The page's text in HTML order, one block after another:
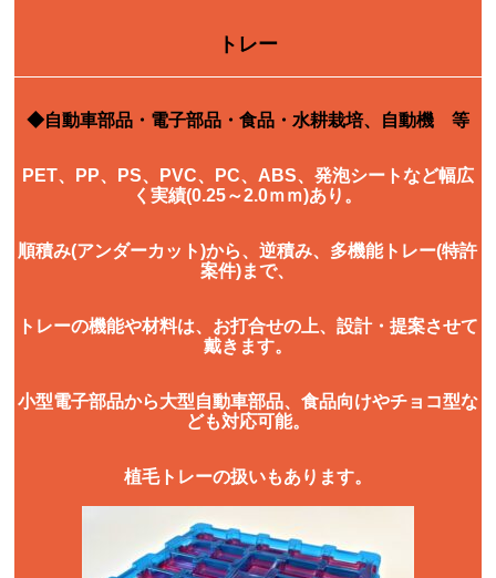
トレー
◆自動車部品・電子部品・食品・水耕栽培、自動機 等
PET、PP、PS、PVC、PC、ABS、発泡シートなど幅広
く実績(0.25～2.0ｍｍ)あり。
順積み(アンダーカット)から、逆積み、多機能トレー(特許
案件)まで、
トレーの機能や材料は、お打合せの上、設計・提案させて
戴きます。
小型電子部品から大型自動車部品、食品向けやチョコ型な
ども対応可能。
植毛トレーの扱いもあります。